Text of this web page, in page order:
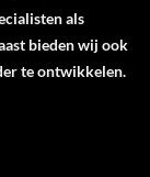
als
bieden wij ook
te ontwikkelen.